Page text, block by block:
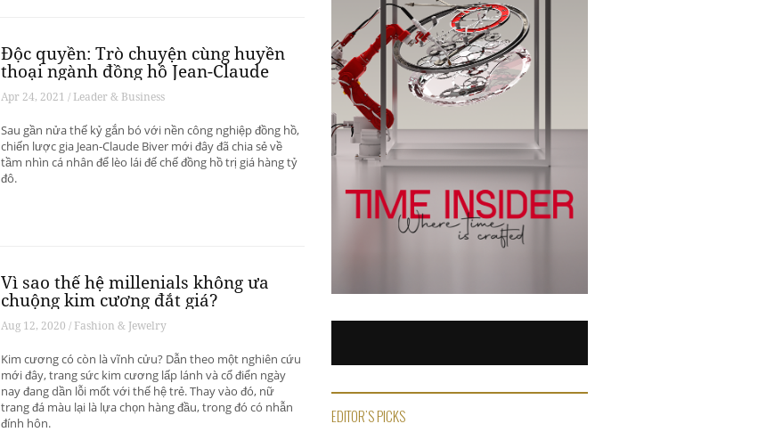
Độc quyền: Trò chuyện cùng huyền
thoại ngành đồng hồ Jean-Claude
Biver
Apr 24, 2021 / Leader & Business
Sau gần nửa thế kỷ gắn bó với nền công nghiệp đồng hồ,
chiến lược gia Jean-Claude Biver mới đây đã chia sẻ về
tầm nhìn cá nhân để lèo lái đế chế đồng hồ trị giá hàng tỷ
đô.
Vì sao thế hệ millenials không ưa
chuộng kim cương đắt giá?
Aug 12, 2020 / Fashion & Jewelry
Kim cương có còn là vĩnh cửu? Dẫn theo một nghiên cứu
mới đây, trang sức kim cương lấp lánh và cổ điển ngày
nay đang dần lỗi mốt với thế hệ trẻ. Thay vào đó, nữ
trang đá màu lại là lựa chọn hàng đầu, trong đó có nhẫn
đính hôn.
EDITOR'S PICKS